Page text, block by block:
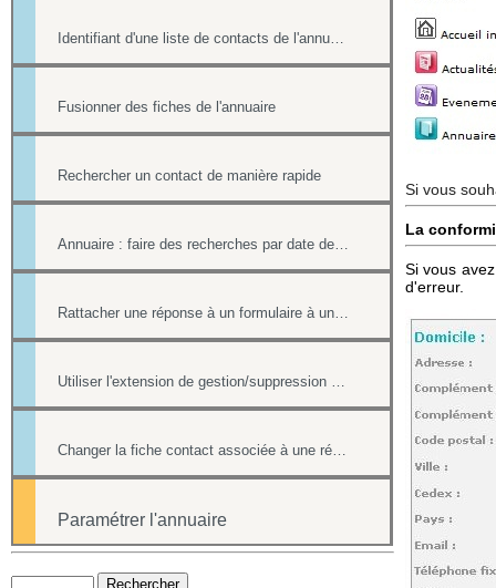
Identifiant d'une liste de contacts de l'annuaire
Fusionner des fiches de l'annuaire
Rechercher un contact de manière rapide
Annuaire : faire des recherches par date de création et par date de modification.
Rattacher une réponse à un formulaire à une fiche contact de l'annuaire
Utiliser l'extension de gestion/suppression des doublons de l'annuaire
Changer la fiche contact associée à une réponse d'un formulaire
Paramétrer l'annuaire
Si vous
La
Si vous
d'erreur.